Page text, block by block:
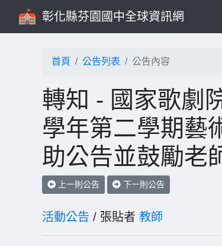
彰化縣芬園國中全球資訊網
首頁 公告列表 公告內容
轉知 - 國家歌劇
學年第二學期藝
助公告並鼓勵老
上一則公告 下一則公告
活動公告 / 張貼者 教師